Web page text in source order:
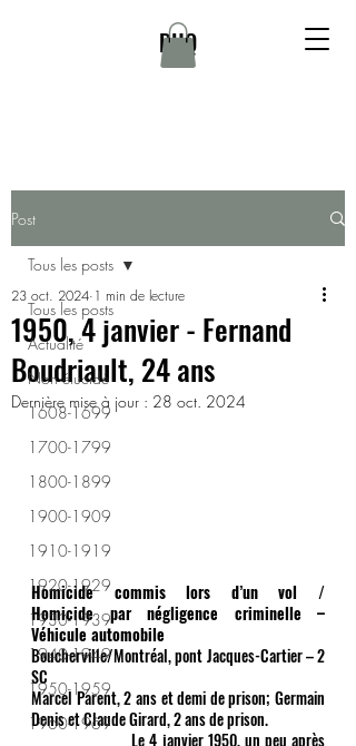
DHQ
Post
Tous les posts
Actualité
Non élucidé
1608-1699
1700-1799
1800-1899
1900-1909
1910-1919
1920-1929
1930-1939
1940-1949
1950-1959
1960-1969
Tous les posts
1950, 4 janvier - Fernand
Boudriault, 24 ans
23 oct. 2024 1 min de lecture
Dernière mise à jour : 28 oct. 2024
Homicide commis lors d’un vol /
Homicide par négligence criminelle –
Véhicule automobile
Boucherville/Montréal, pont Jacques-Cartier – 2
SC
Marcel Parent, 2 ans et demi de prison; Germain
Denis et Claude Girard, 2 ans de prison.